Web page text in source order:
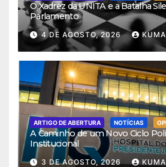
O Xadrez da UNITA e a Batalha
Parlamento
4 DE AGOSTO, 2026 KUMA
ARTIGO DE ABERTURA NOTÍCIAS
A Caminho de um Novo Ciclo
Institucional
3 DE AGOSTO, 2026 KUMA